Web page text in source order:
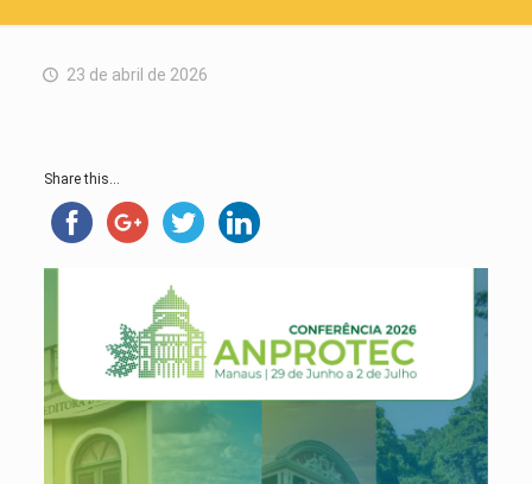
23 de abril de 2026
Share this...